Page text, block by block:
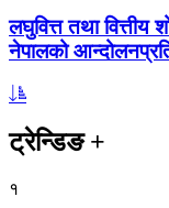
लघुवित्त तथा
नेपालको
ट्रेन्डिङ+
१